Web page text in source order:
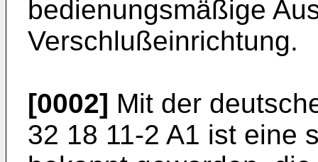
bedienungsmäßige
Verschlußeinrichtung.
[0002] Mit der
32 18 11-2 A1 ist eine